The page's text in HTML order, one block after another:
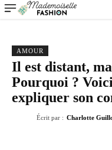
AMOUR
Il est distant,
Pourquoi ?
expliquer son
Écrit par : Charlotte